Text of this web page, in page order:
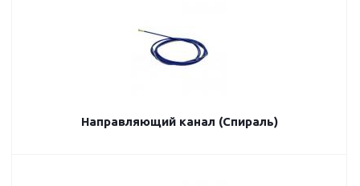
Направляющий канал (Спираль)